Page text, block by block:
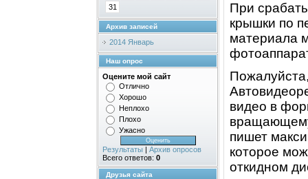
31
Архив записей
2014 Январь
Наш опрос
Оцените мой сайт
Отлично
Хорошо
Неплохо
Плохо
Ужасно
Результаты | Архив опросов
Всего ответов: 0
Друзья сайта
При
крышки по
материала
видео в
пишет
которое
откидном